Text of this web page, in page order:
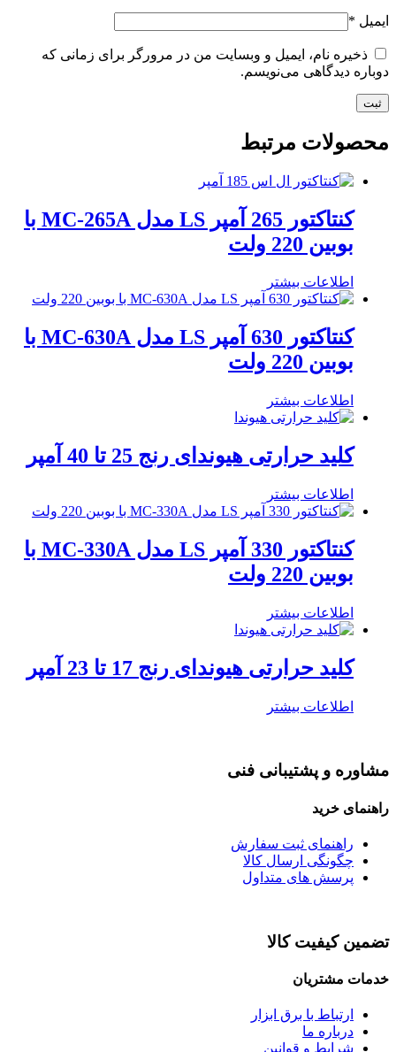
ایمیل *
ذخیره نام، ایمیل و وبسایت من در مرورگر برای زمانی که
دوباره دیدگاهی می‌نویسم.
محصولات مرتبط
کنتاکتور 265 آمپر LS مدل MC-265A با
بوبین 220 ولت
اطلاعات بیشتر
کنتاکتور 630 آمپر LS مدل MC-630A با
بوبین 220 ولت
اطلاعات بیشتر
کلید حرارتی هیوندای رنج 25 تا 40 آمپر
اطلاعات بیشتر
کنتاکتور 330 آمپر LS مدل MC-330A با
بوبین 220 ولت
اطلاعات بیشتر
کلید حرارتی هیوندای رنج 17 تا 23 آمپر
اطلاعات بیشتر
مشاوره و پشتیبانی فنی
راهنمای خرید
راهنمای ثبت سفارش
چگونگی ارسال کالا
پرسش های متداول
تضمین کیفیت کالا
خدمات مشتریان
ارتباط با برق ابزار
درباره ما
شرایط و قوانین